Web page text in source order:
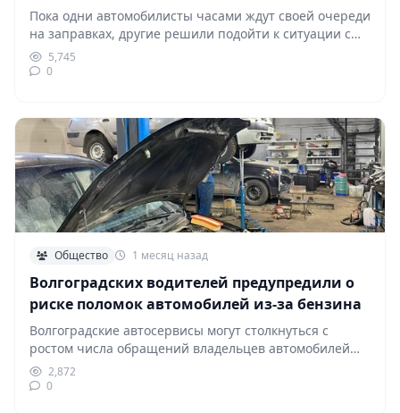
«Лукойл»
Пока одни автомобилисты часами ждут своей очереди
на заправках, другие решили подойти к ситуации с…
5,745
0
Общество 1 месяц назад
Волгоградских водителей предупредили о
риске поломок автомобилей из-за бензина
Волгоградские автосервисы могут столкнуться с
ростом числа обращений владельцев автомобилей
из-за качества топлива. По данным…
2,872
0